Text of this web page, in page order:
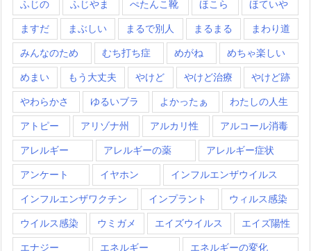
ふじの ふじやま ぺたんこ靴 ほこら ほていや
ますだ まぶしい まるで別人 まるまる まわり道
みんなのため むち打ち症 めがね めちゃ楽しい
めまい もう大丈夫 やけど やけど治療 やけど跡
やわらかさ ゆるいブラ よかったぁ わたしの人生
アトピー アリゾナ州 アルカリ性 アルコール消毒
アレルギー アレルギーの薬 アレルギー症状
アンケート イヤホン インフルエンザウイルス
インフルエンザワクチン インプラント ウィルス感染
ウイルス感染 ウミガメ エイズウイルス エイズ陽性
エナジー エネルギー エネルギーの変化